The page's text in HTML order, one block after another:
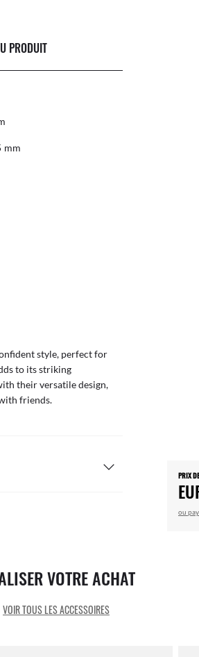
PRODUIT
Mm
style, perfect for
to its striking
their versatile design,
friends.
PRIX
ou
VOTRE ACHAT
VOIR TOUS LES ACCESSOIRES